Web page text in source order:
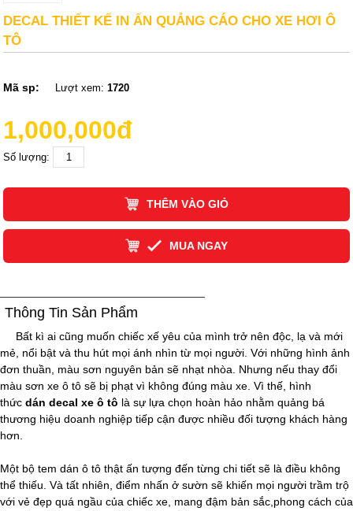
DECAL THIẾT KẾ IN ẤN QUẢNG CÁO CHO XE HƠI Ô
TÔ
Mã sp: Lượt xem:1720
1,000,000đ
Số lượng:
THÊM VÀO GIỎ
MUA NGAY
Thông Tin Sản Phẩm
Bất kì ai cũng muốn chiếc xế yêu của mình trở nên độc, lạ và mới
mẻ, nổi bật và thu hút mọi ánh nhìn từ mọi người. Với những hình ảnh
đơn thuần, màu sơn nguyên bản sẽ nhạt nhòa. Nhưng nếu thay đổi
màu sơn xe ô tô sẽ bị phạt vì không đúng màu xe. Vì thế, hình
thức dán decal xe ô tô là sự lựa chọn hoàn hảo nhằm quảng bá
thương hiệu doanh nghiệp tiếp cận được nhiều đối tượng khách hàng
hơn.
Một bộ tem dán ô tô thật ấn tượng đến từng chi tiết sẽ là điều không
thể thiếu. Và tất nhiên, điểm nhấn ở sườn sẽ khiến mọi người trầm trộ
với vẻ đẹp quá ngầu của chiếc xe, mang đậm bản sắc,phong cách của